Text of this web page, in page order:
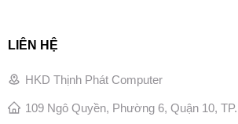
LIÊN HỆ
HKD Thịnh Phát Computer
109 Ngô Quyền, Phường 6, Quận 10,